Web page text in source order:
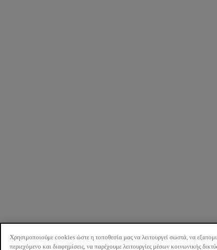
Χρησιμοποιούμε cookies ώστε η τοποθεσία μας να λειτουργεί σωστά, να
περιεχόμενο και διαφημίσεις, να παρέχουμε λειτουργίες μέσων κοινωνικής